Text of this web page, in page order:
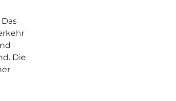
Die